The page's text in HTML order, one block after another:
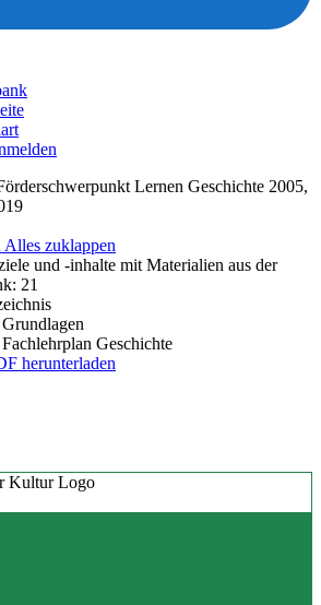
Lernen Geschichte 2005,
Alles zuklappen
und -inhalte mit Materialien aus der
21
Geschichte
herunterladen